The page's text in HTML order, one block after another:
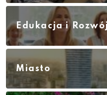
Edukacja i
Miasto